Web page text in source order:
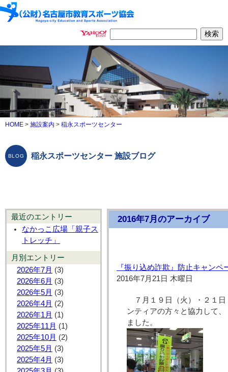
HOME > 施設案内 > 稲永スポーツセンター
稲永スポーツセンター 施設ブログ
最近のエントリー
なかっこ広場「親子ス
トレッチ」
月別エントリー
2026年7月 (3)
2026年6月 (3)
2026年5月 (3)
2026年4月 (2)
2026年1月 (1)
2025年11月 (1)
2025年10月 (2)
2025年5月 (3)
2025年4月 (3)
2016年7月のアーカイブ
『振り込め詐欺』防止キャンペ
2016年7月21日 木曜日
７月１９日（火）・２１
ンティアの方々と協力して
ました。